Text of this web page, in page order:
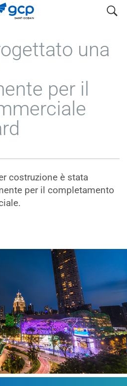
search
una
per il
costruzione è stata
per il completamento